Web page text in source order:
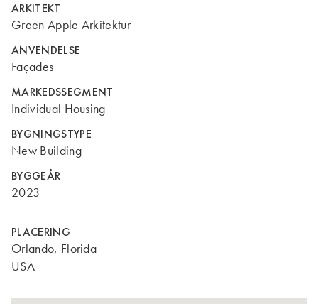
ARKITEKT
Green Apple Arkitektur
ANVENDELSE
Façades
MARKEDSSEGMENT
Individual Housing
BYGNINGSTYPE
New Building
BYGGEÅR
2023
PLACERING
Orlando, Florida
USA